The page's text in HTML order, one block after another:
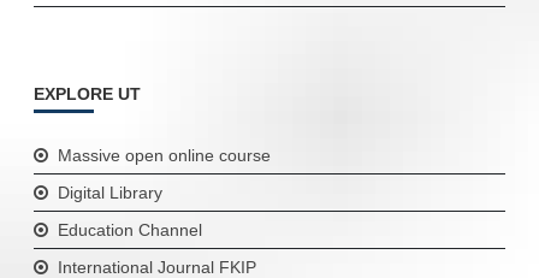
EXPLORE UT
Massive open online course
Digital Library
Education Channel
International Journal FKIP